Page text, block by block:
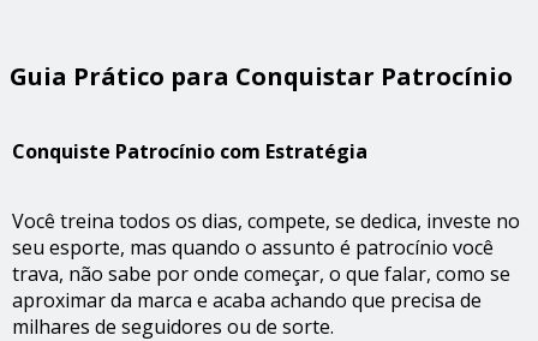
Guia Prático para Conquistar Patrocínio
Conquiste Patrocínio com Estratégia
Você treina todos os dias, compete, se dedica, investe no
seu esporte, mas quando o assunto é patrocínio você
trava, não sabe por onde começar, o que falar, como se
aproximar da marca e acaba achando que precisa de
milhares de seguidores ou de sorte.